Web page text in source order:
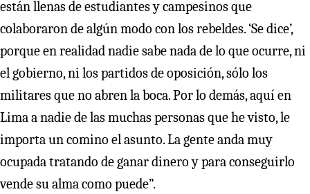
están llenas de estudiantes y campesinos que
colaboraron de algún modo con los rebeldes. ‘Se dice’,
porque en realidad nadie sabe nada de lo que ocurre, ni
el gobierno, ni los partidos de oposición, sólo los
militares que no abren la boca. Por lo demás, aquí en
Lima a nadie de las muchas personas que he visto, le
importa un comino el asunto. La gente anda muy
ocupada tratando de ganar dinero y para conseguirlo
vende su alma como puede”.